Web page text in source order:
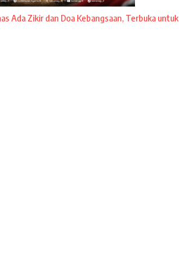
Ada Zikir dan Doa Kebangsaan, Terbuka untuk